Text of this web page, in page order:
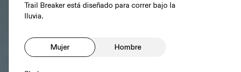
Trail Breaker está diseñado para correr bajo la
lluvia.
Mujer Hombre